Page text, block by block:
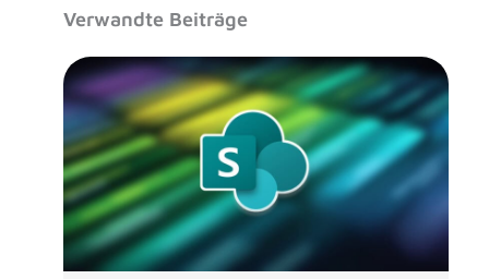
Verwandte Beiträge